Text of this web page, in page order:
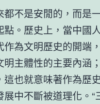
都不是安閒的，而是
點。歷史上，當中國
為文明歷史的開端
明主體性的主要內涵
也就意味著作為歷
中不斷被道理化。“